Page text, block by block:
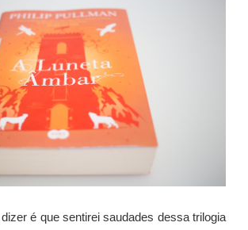
é que sentirei saudades dessa trilogia